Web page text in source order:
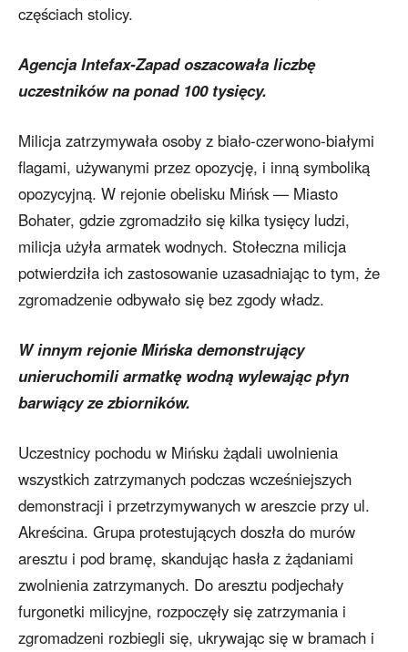
częściach stolicy.
Agencja Intefax-Zapad oszacowała liczbę
uczestników na ponad 100 tysięcy.
Milicja zatrzymywała osoby z biało-czerwono-białymi
flagami, używanymi przez opozycję, i inną symboliką
opozycyjną. W rejonie obelisku Mińsk — Miasto
Bohater, gdzie zgromadziło się kilka tysięcy ludzi,
milicja użyła armatek wodnych. Stołeczna milicja
potwierdziła ich zastosowanie uzasadniając to tym, że
zgromadzenie odbywało się bez zgody władz.
W innym rejonie Mińska demonstrujący
unieruchomili armatkę wodną wylewając płyn
barwiący ze zbiorników.
Uczestnicy pochodu w Mińsku żądali uwolnienia
wszystkich zatrzymanych podczas wcześniejszych
demonstracji i przetrzymywanych w areszcie przy ul.
Akreścina. Grupa protestujących doszła do murów
aresztu i pod bramę, skandując hasła z żądaniami
zwolnienia zatrzymanych. Do aresztu podjechały
furgonetki milicyjne, rozpoczęły się zatrzymania i
zgromadzeni rozbiegli się, ukrywając się w bramach i